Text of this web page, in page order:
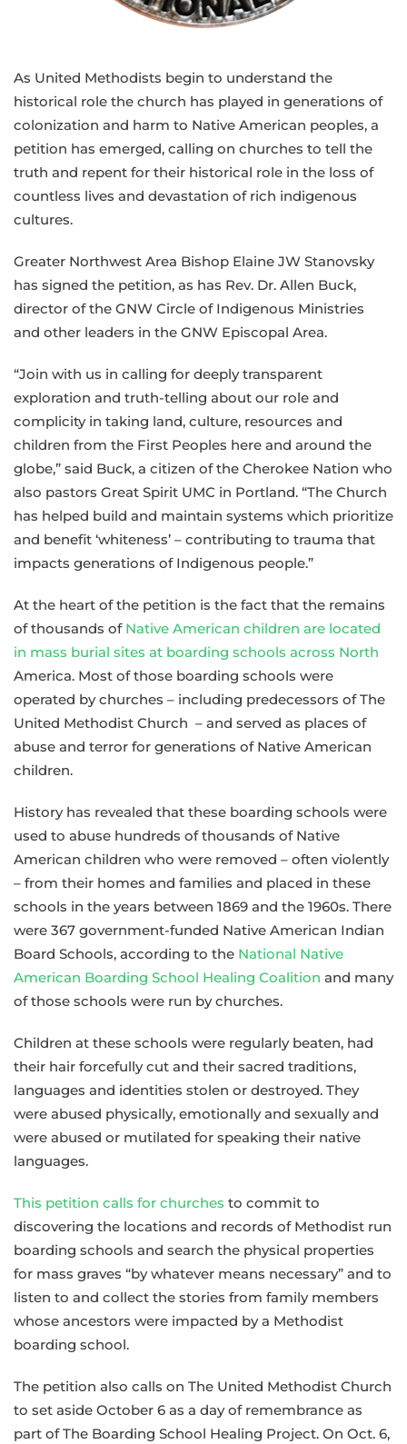
The
Church
As United Methodists begin to understand the
historical role the church has played in generations of
colonization and harm to Native American peoples, a
petition has emerged, calling on churches to tell the
truth and repent for their historical role in the loss of
countless lives and devastation of rich indigenous
cultures.
Greater Northwest Area Bishop Elaine JW Stanovsky
has signed the petition, as has Rev. Dr. Allen Buck,
director of the GNW Circle of Indigenous Ministries
and other leaders in the GNW Episcopal Area.
“Join with us in calling for deeply transparent
exploration and truth-telling about our role and
complicity in taking land, culture, resources and
children from the First Peoples here and around the
globe,” said Buck, a citizen of the Cherokee Nation who
also pastors Great Spirit UMC in Portland. “The Church
has helped build and maintain systems which prioritize
and benefit ‘whiteness’ – contributing to trauma that
impacts generations of Indigenous people.”
At the heart of the petition is the fact that the remains
of thousands of Native American children are located
in mass burial sites at boarding schools across North
America. Most of those boarding schools were
operated by churches – including predecessors of The
United Methodist Church – and served as places of
abuse and terror for generations of Native American
children.
History has revealed that these boarding schools were
used to abuse hundreds of thousands of Native
American children who were removed – often violently
– from their homes and families and placed in these
schools in the years between 1869 and the 1960s. There
were 367 government-funded Native American Indian
Board Schools, according to the National Native
American Boarding School Healing Coalition and many
of those schools were run by churches.
Children at these schools were regularly beaten, had
their hair forcefully cut and their sacred traditions,
languages and identities stolen or destroyed. They
were abused physically, emotionally and sexually and
were abused or mutilated for speaking their native
languages.
This petition calls for churches to commit to
discovering the locations and records of Methodist run
boarding schools and search the physical properties
for mass graves “by whatever means necessary” and to
listen to and collect the stories from family members
whose ancestors were impacted by a Methodist
boarding school.
The petition also calls on The United Methodist Church
to set aside October 6 as a day of remembrance as
part of The Boarding School Healing Project. On Oct. 6,